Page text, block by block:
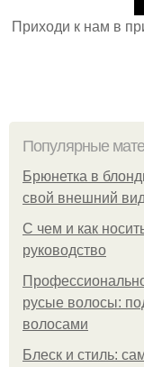
Приходи к нам в
Популярные
Брюнетка в
свой внешний вид
С чем и как
руководство
русые волосы:
волосами
Блеск и стиль: